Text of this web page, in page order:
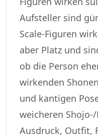
Aufsteller sind
Scale-Figuren
aber Platz und
ob die Person
wirkenden
und kantigen
weicheren
Ausdruck, Outfit,